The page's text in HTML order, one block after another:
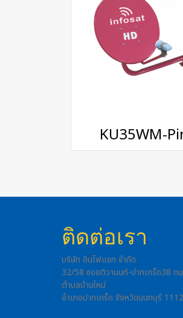
KU35WM-
ติดต่อเรา
บริษัท อินโฟแซท จำกัด
32/58 ซอยติวานนท์-ปากเกร็ด38 ถ
ตำบลบ้านใหม่
อำเภอปากเกร็ด จังหวัดนนทบุรี